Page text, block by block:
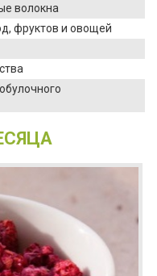
волокна
фруктов и овощей